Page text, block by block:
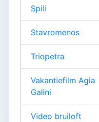
Spili
Stavromenos
Triopetra
Vakantiefilm Agia
Galini
Video bruiloft